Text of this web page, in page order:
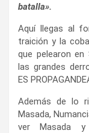
batalla».
Aquí llegas al
traición y la
que pelearon en
las grandes
ES
Además de lo
Masada,
ver Masada y